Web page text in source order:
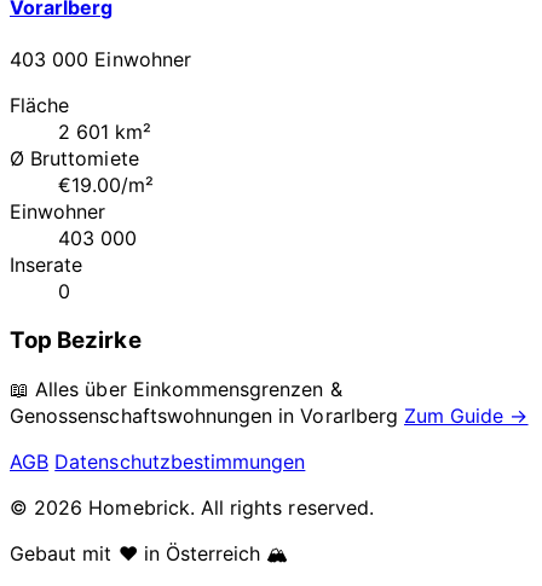
Vorarlberg
403 000 Einwohner
Fläche
2 601 km²
Ø Bruttomiete
€19.00/m²
Einwohner
403 000
Inserate
0
Top Bezirke
📖 Alles über Einkommensgrenzen &
Genossenschaftswohnungen inVorarlberg Zum Guide →
AGB Datenschutzbestimmungen
© 2026 Homebrick. All rights reserved.
Gebaut mit ❤️ in Österreich 🏔️